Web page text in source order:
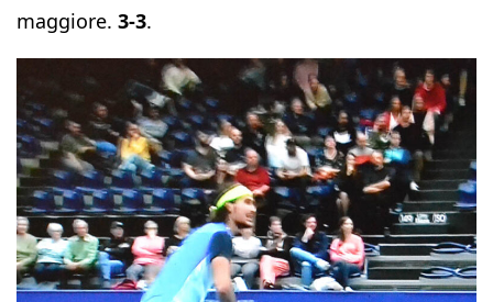
maggiore. 3-3.